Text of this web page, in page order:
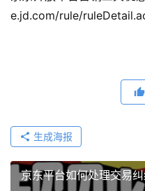
e.jd.com/rule/
生成海报
京东平台如何处理交易